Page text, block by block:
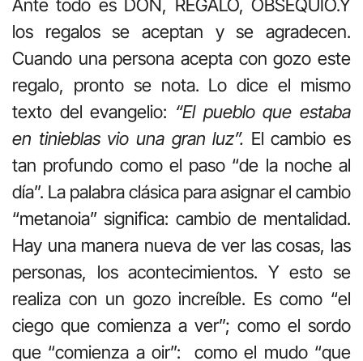
Ante todo es DON, REGALO, OBSEQUIO.Y
los regalos se aceptan y se agradecen.
Cuando una persona acepta con gozo este
regalo, pronto se nota. Lo dice el mismo
texto del evangelio: “El pueblo que estaba
en tinieblas vio una gran luz”. El cambio es
tan profundo como el paso “de la noche al
día”. La palabra clásica para asignar el cambio
“metanoia” significa: cambio de mentalidad.
Hay una manera nueva de ver las cosas, las
personas, los acontecimientos. Y esto se
realiza con un gozo increíble. Es como “el
ciego que comienza a ver”; como el sordo
que “comienza a oir”: como el mudo “que